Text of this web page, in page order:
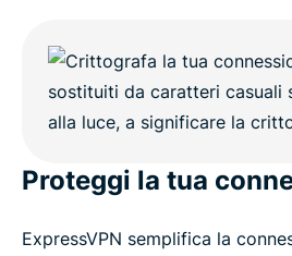
Proteggi la tua
ExpressVPN semplifica la